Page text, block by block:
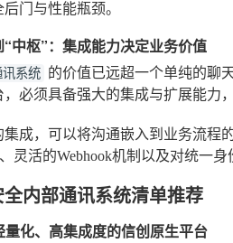
门与性能瓶颈。
“中枢”：集成能力决定业务价值
讯系统 的价值已远超一个单纯的聊
，必须具备强大的集成与扩展能力
集成，可以将沟通嵌入到业务流程
灵活的Webhook机制以及对统一
内部通讯系统清单推荐
量化、高集成度的信创原生平台